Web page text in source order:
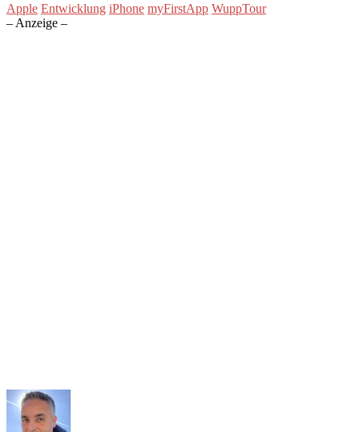
Apple Entwicklung iPhone myFirstApp WuppTour
– Anzeige –